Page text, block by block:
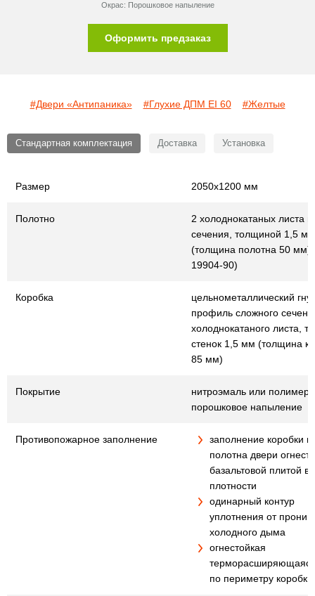
Окрас: Порошковое напыление
Оформить предзаказ
#Двери «Антипаника» #Глухие ДПМ EI 60 #Желтые
Стандартная комплектация Доставка Установка
Размер 2050х1200 мм
Полотно
2 холоднокатаных листа
сечения, толщиной 1,5 мм
(толщина полотна 50 мм)
19904-90)
Коробка
цельнометаллический
профиль сложного
холоднокатаного листа,
стенок 1,5 мм (толщина
85 мм)
Покрытие
нитроэмаль или
порошковое напыление
Противопожарное заполнение
заполнение коробки и
полотна двери
базальтовой плитой
плотности
одинарный контур
уплотнения от
холодного дыма
огнестойкая
по периметру коробки